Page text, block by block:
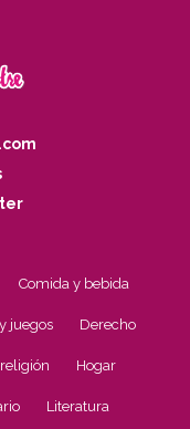
Comida y bebida
juegos Derecho
Hogar
Literatura